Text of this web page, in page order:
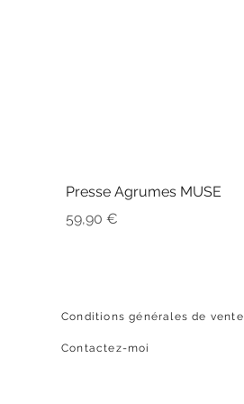
Presse Agrumes MUSE
Prix
59,90 €
Conditions générales de vente
Contactez-moi